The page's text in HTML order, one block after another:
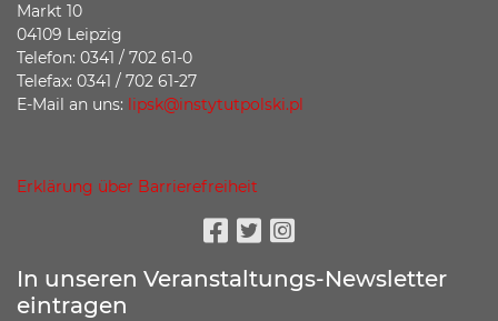
Markt 10
04109 Leipzig
Telefon: 0341 / 702 61-0
Telefax: 0341 / 702 61-27
E-Mail an uns: lipsk@instytutpolski.pl
Erklärung über Barrierefreiheit
Facebook
TwitterInstagram
In unseren Veranstaltungs-Newsletter
eintragen